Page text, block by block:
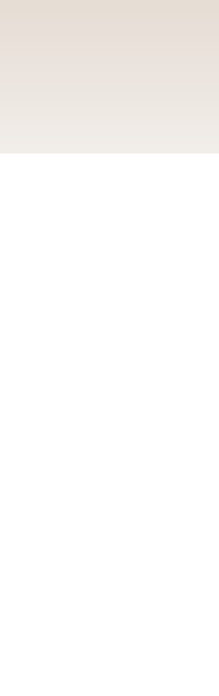
bibliography